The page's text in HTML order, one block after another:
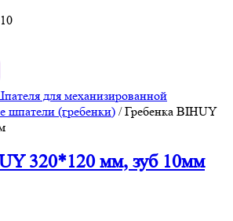
для механизированной
шпатели (гребенки) /Гребенка BIHUY
320*120 мм, зуб 10мм